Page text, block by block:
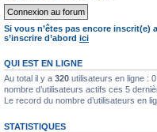
Si vous n’êtes pas encore
s’inscrire d’abord ici
QUI EST EN LIGNE
Au total il y a 320 utilisateurs en ligne :
nombre d’utilisateurs actifs ces 5
Le record du nombre d’utilisateurs en
STATISTIQUES